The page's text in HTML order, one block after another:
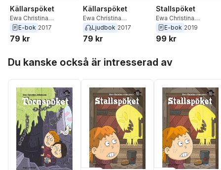
Källarspöket
Ewa Christina
Johansson
E-bok 2017
79 kr
Källarspöket
Ewa Christina
Johansson
Ljudbok 2017
79 kr
Stallspöket
Ewa Christina
Johansson
E-bok 2019
99 kr
Du kanske också är intresserad av